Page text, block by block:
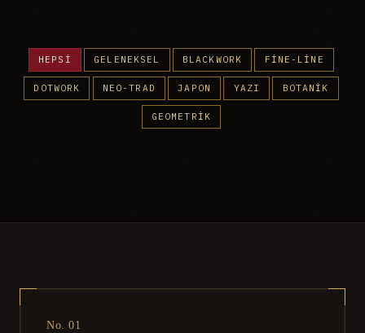
HEPSI GELENEKSEL BLACKWORK FINE-LINE
DOTWORK NEO-TRAD JAPON YAZI BOTANIK
GEOMETRIK
No. 01